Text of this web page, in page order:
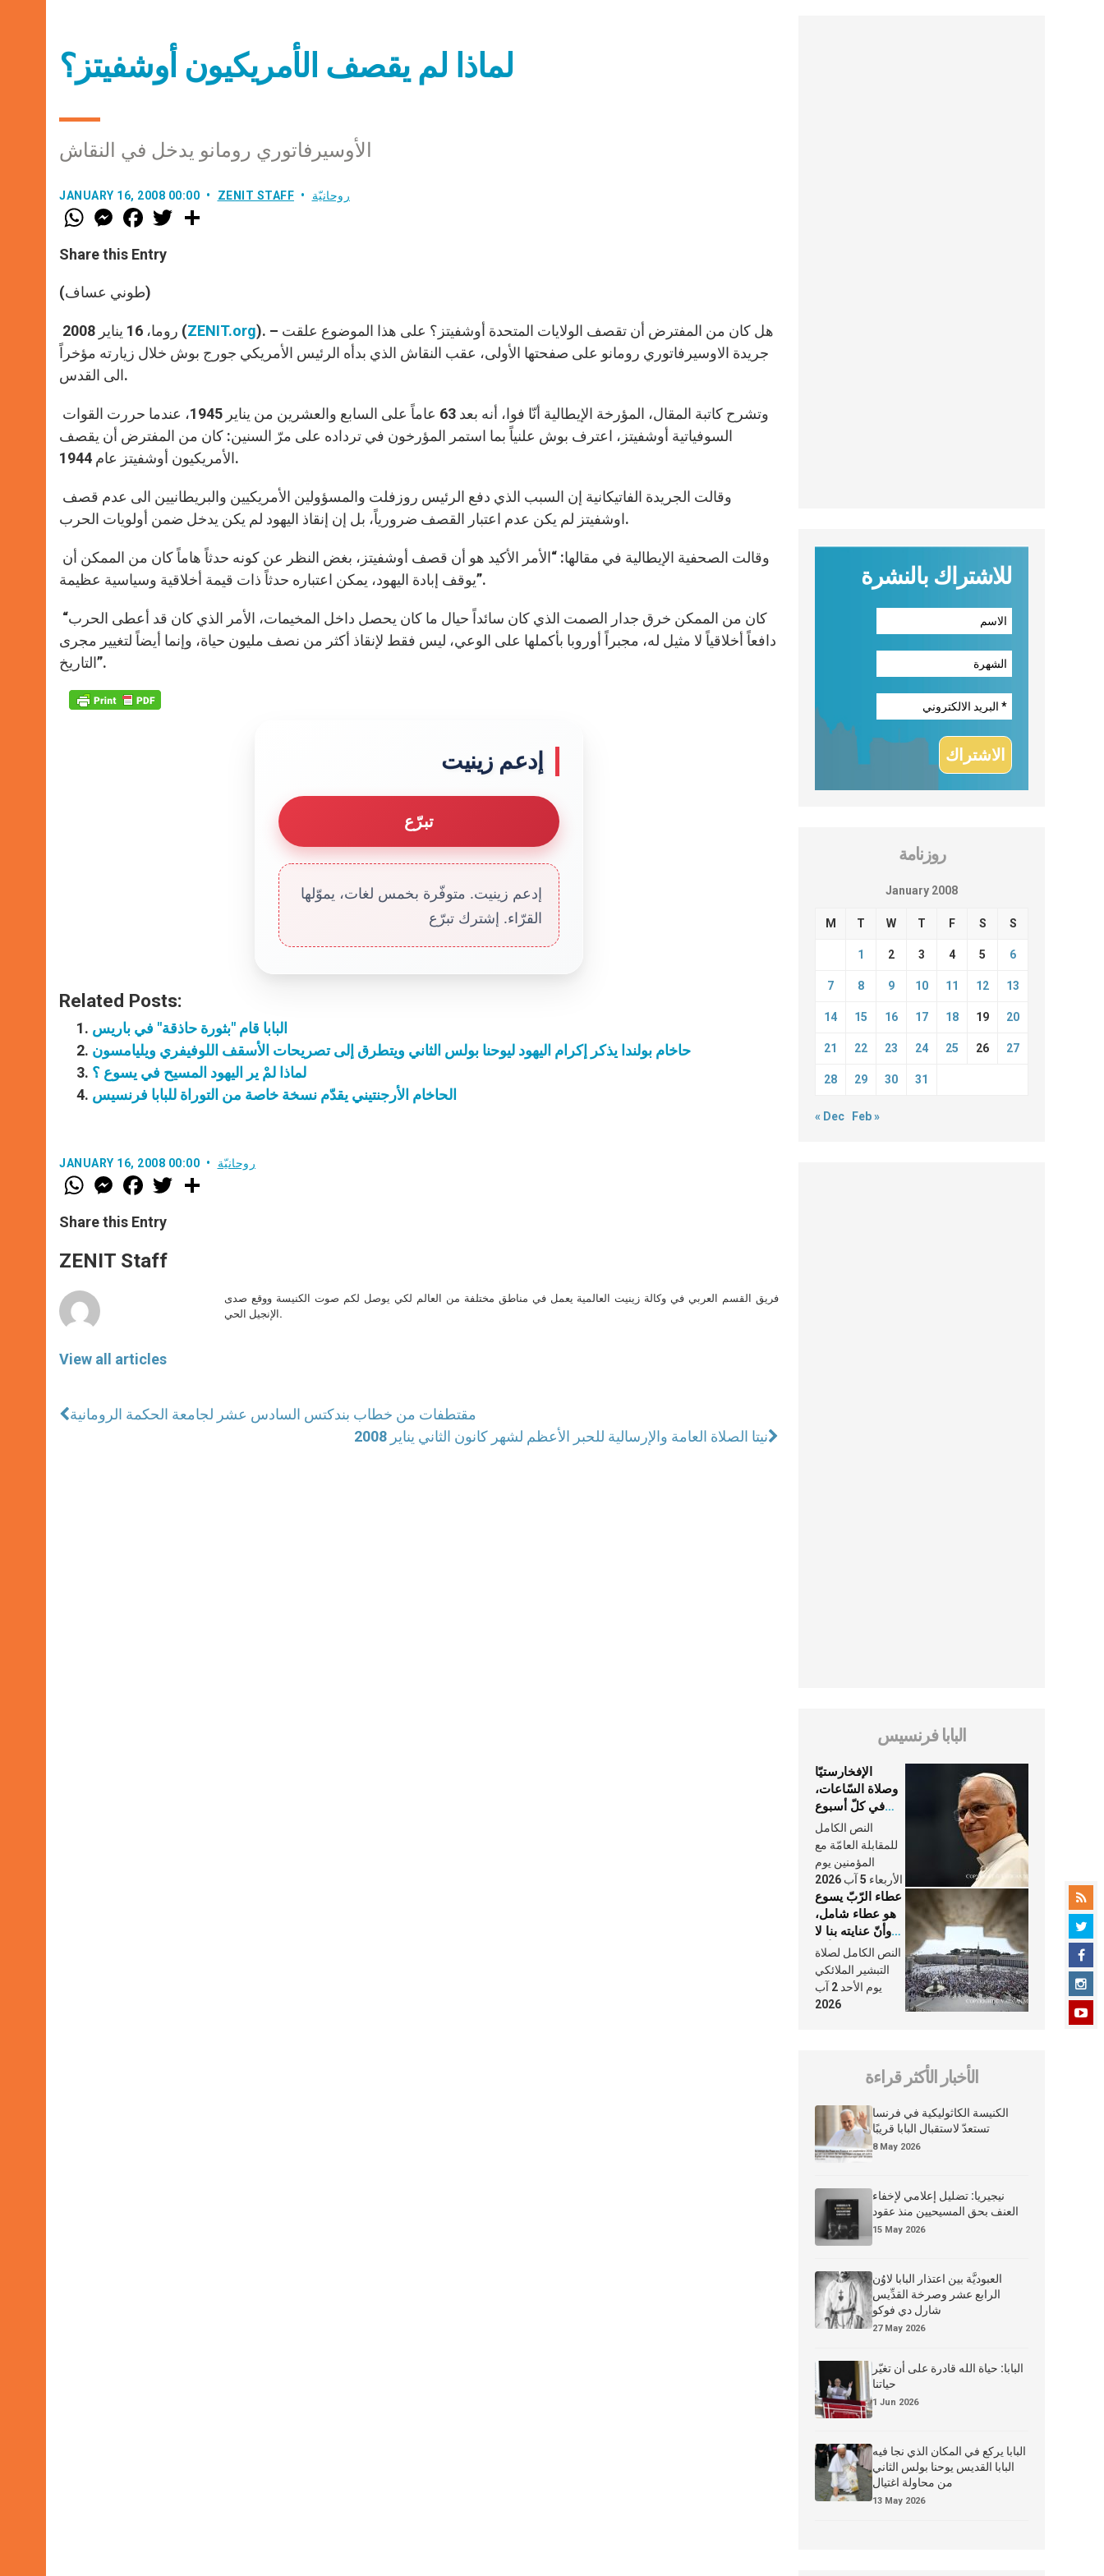
لماذا لم يقصف الأمريكيون أوشفيتز؟
الأوسيرفاتوري رومانو يدخل في النقاش
JANUARY 16, 2008 00:00 ZENIT STAFF روحانيّة
W
h
t
s
p
p
M
e
s
e
g
e
F
a
e
b
o
k
w
Share this Entry
(طوني عساف)
روما، 16 يناير 2008 (ZENIT.org). – هل كان من المفترض أن تقصف الولايات المتحدة أوشفيتز؟ على هذا الموضوع علقت
جريدة الاوسيرفاتوري رومانو على صفحتها الأولى، عقب النقاش الذي بدأه الرئيس الأمريكي جورج بوش خلال زيارته مؤخراً
الى القدس.
السوفياتية أوشفيتز، اعترف بوش علنياً بما استمر المؤرخون في ترداده على مرّ السنين: كان من المفترض أن يقصف
الأمريكيون أوشفيتز عام 1944.
اوشفيتز لم يكن عدم اعتبار القصف ضرورياً، بل إن إنقاذ اليهود لم يكن يدخل ضمن أولويات الحرب.
يوقف إبادة اليهود، يمكن اعتباره حدثاً ذات قيمة أخلاقية وسياسية عظيمة”.
“كان من الممكن خرق جدار الصمت الذي كان سائداً حيال ما كان يحصل داخل المخيمات، الأمر الذي كان قد أعطى الحرب
دافعاً أخلاقياً لا مثيل له، مجبراً أوروبا بأكملها على الوعي، ليس فقط لإنقاذ أكثر من نصف مليون حياة، وإنما أيضاً لتغيير مجرى
التاريخ”.
إدعم زينيت
تبرّع
إدعم زينيت. متوفّرة بخمس لغات، يموّلها
القرّاء. إشترك تبرّع
Related Posts:
البابا قام "بثورة حاذقة" في باريس
حاخام بولندا يذكر إكرام اليهود ليوحنا بولس الثاني ويتطرق إلى تصريحات الأسقف اللوفيفري ويليامسون
لماذا لمْ ير اليهود المسيح في يسوع ؟
الحاخام الأرجنتيني يقدّم نسخة خاصة من التوراة للبابا فرنسيس
JANUARY 16, 2008 00:00 روحانيّة
W
h
t
s
p
p
M
e
s
e
g
e
F
a
e
b
o
k
w
Share this Entry
ZENIT Staff
View all articles
فريق القسم العربي في وكالة زينيت العالمية يعمل في مناطق مختلفة من العالم لكي يوصل لكم صوت الكنيسة ووقع صدى
الإنجيل الحي.
مقتطفات من خطاب بندكتس السادس عشر لجامعة الحكمة الرومانية
نيتا الصلاة العامة والإرسالية للحبر الأعظم لشهر كانون الثاني يناير 2008
للاشتراك بالنشرة
روزنامة
January 2008
M T W T F S S
1 2 3 4 5 6
7 8 9 10 11 12 13
14 15 16 17 18 19 20
21 22 23 24 25 26 27
28 29 30 31
« Dec Feb »
البابا فرنسيس
الإفخارستيّا
وصلاة السّاعات،
في كلّ أسبوع
وكلّ يوم، هما
النَّفَس في حياة
الكنيسة
النص الكامل
للمقابلة العامّة مع
المؤمنين يوم
الأربعاء 5 آب 2026
عطاء الرّبّ يسوع
هو عطاء شامل،
وأنّ عنايته بنا لا
تغيب عنّا أبدًا
النص الكامل لصلاة
التبشير الملائكي
يوم الأحد 2 آب
2026
الأخبار الأكثر قراءة
الكنيسة الكاثوليكية في فرنسا
تستعدّ لاستقبال البابا قريبًا
8 May 2026
نيجيريا: تضليل إعلامي لإخفاء
العنف بحق المسيحيين منذ عقود
15 May 2026
العبوديَّة بين اعتذار البابا لاوُن
الرابع عشر وصرخة القدِّيس
شارل دي فوكو
27 May 2026
البابا: حياة الله قادرة على أن تغيّر
حياتنا
1 Jun 2026
البابا يركع في المكان الذي نجا فيه
البابا القديس يوحنا بولس الثاني
من محاولة اغتيال
13 May 2026